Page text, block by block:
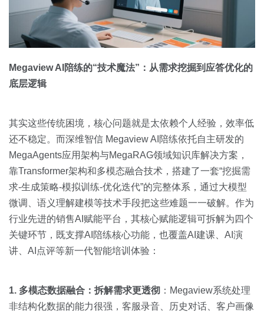
Megaview AI陪练的“技术魔法”：从需求挖掘到应答优化的
底层逻辑
其实这些传统困境，核心问题就是太依赖个人经验，效率低
还不稳定。而深维智信 Megaview AI陪练依托自主研发的
MegaAgents应用架构与MegaRAG领域知识库解决方案，
靠Transformer架构和多模态融合技术，搭建了一套“挖掘需
求-生成策略-模拟训练-优化迭代”的完整体系，通过大模型
微调、语义理解建模等技术手段把这些难题一一破解。作为
行业先进的销售AI赋能平台，其核心赋能逻辑可拆解为四个
关键环节，既支撑AI陪练核心功能，也覆盖AI建课、AI演
讲、AI点评等新一代智能培训体验：
1. 多模态数据融合：拆解需求更透彻 ：Megaview系统处理
非结构化数据的能力很强，客服录音、历史对话、客户画像